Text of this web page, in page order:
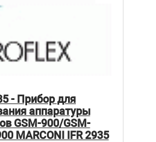
- Прибор для
аппаратуры
GSM-900/GSM-
MARCONI IFR 2935